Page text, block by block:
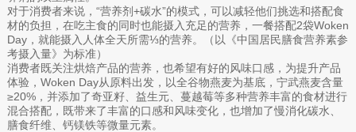
对于消费者来说，“营养剂+碳水”的模式，可以减轻他们挑选和搭配食
材的负担，在吃主食的同时也能摄入充足的营养，一餐搭配2袋Woken
Day，就能摄入人体全天所需⅓的营养。（以《中国居民膳食营养素参
考摄入量》为标准）
消费者既关注烘焙产品的营养，也希望有好的风味口感，为提升产品
体验，Woken Day从原料出发，以全谷物燕麦为基底，宁武燕麦含量
≥20%，并添加了奇亚籽、益生元、蔓越莓等多种营养丰富的食材进行
混合搭配，既带来了丰富的口感和风味变化，也增加了慢消化碳水、
膳食纤维、钙镁铁等微量元素。